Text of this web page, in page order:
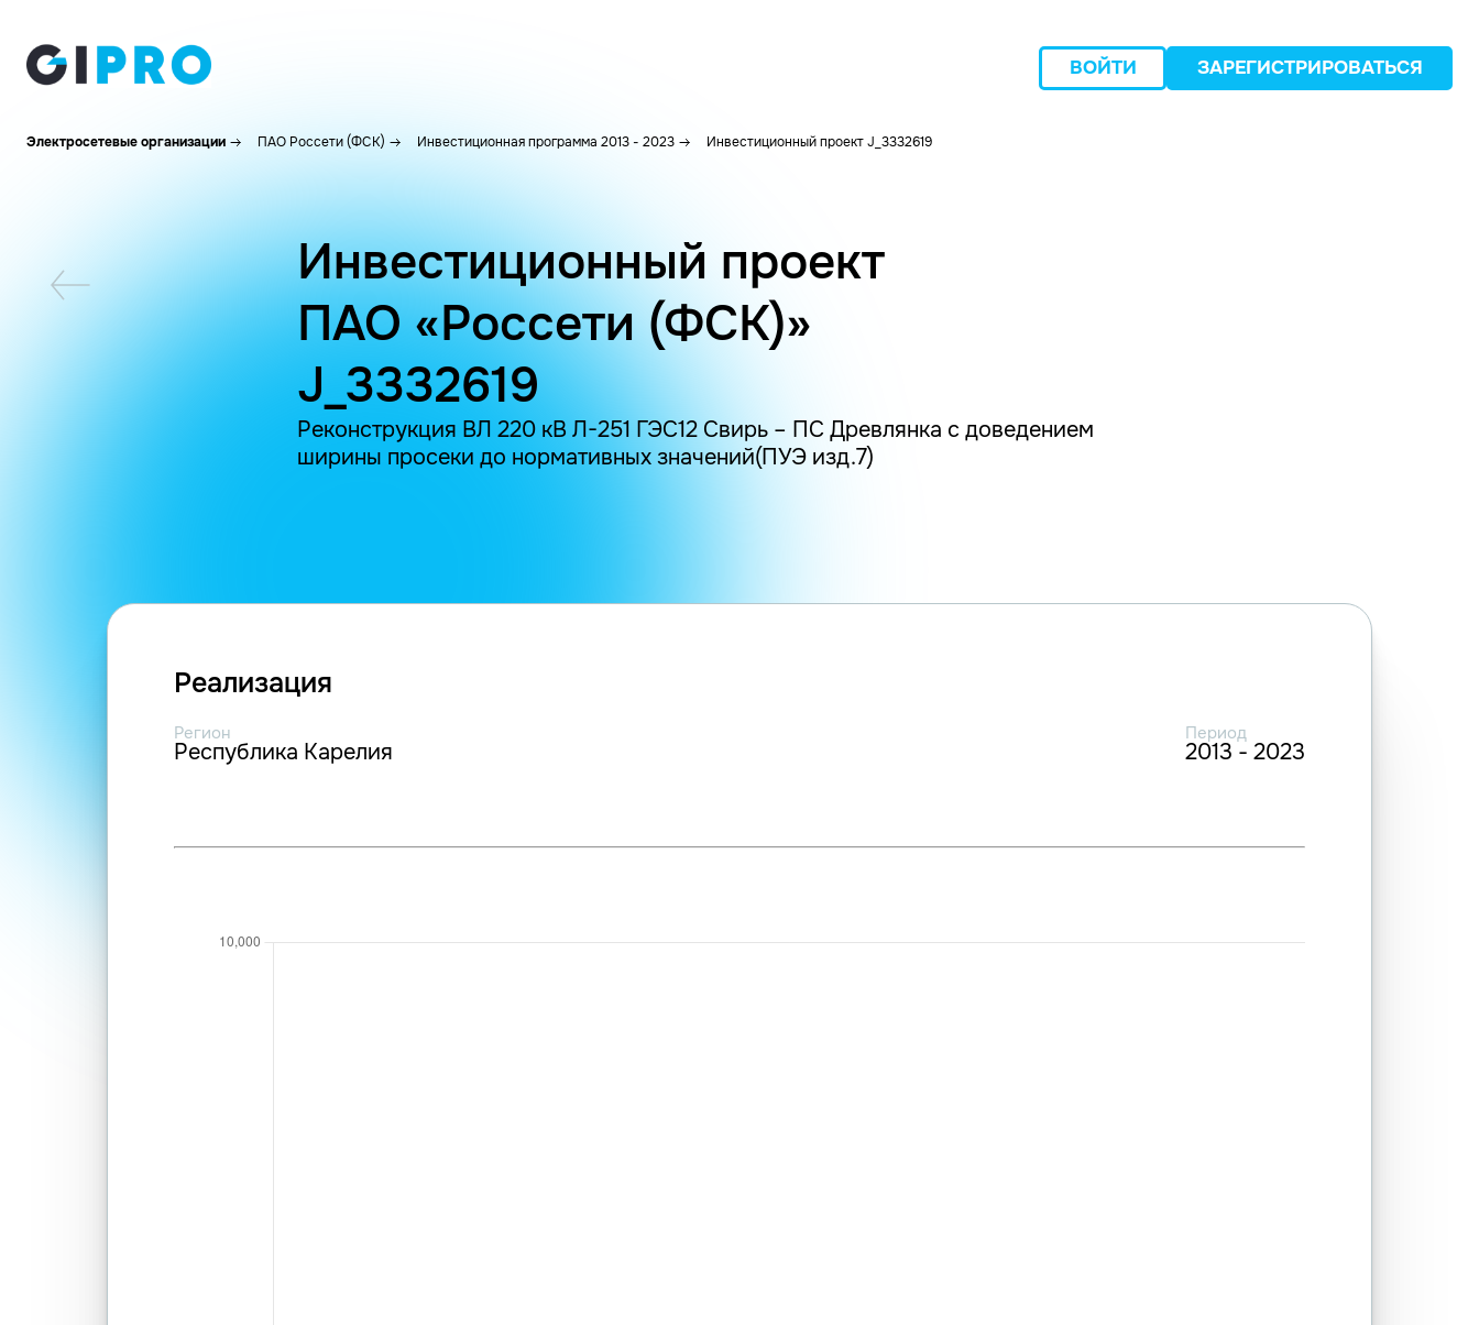
ВОЙТИ ЗАРЕГИСТРИРОВАТЬСЯ
Электросетевые организации ПАО Россети (ФСК) Инвестиционная программа 2013 - 2023 Инвестиционный проект J_3332619
Инвестиционный проект
ПАО «Россети (ФСК)»
J_3332619
Реконструкция ВЛ 220 кВ Л-251 ГЭС12 Свирь – ПС Древлянка с доведением
ширины просеки до нормативных значений(ПУЭ изд.7)
Реализация
Регион
Республика Карелия
Период
2013 - 2023